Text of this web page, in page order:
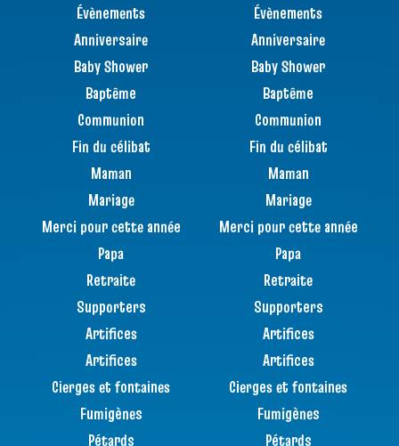
Évènements
Anniversaire
Baby Shower
Baptême
Communion
Fin du célibat
Maman
Mariage
Merci pour cette année
Papa
Retraite
Supporters
Artifices
Artifices
Cierges et fontaines
Fumigènes
Pétards
Évènements
Anniversaire
Baby Shower
Baptême
Communion
Fin du célibat
Maman
Mariage
Merci pour cette année
Papa
Retraite
Supporters
Artifices
Artifices
Cierges et fontaines
Fumigènes
Pétards